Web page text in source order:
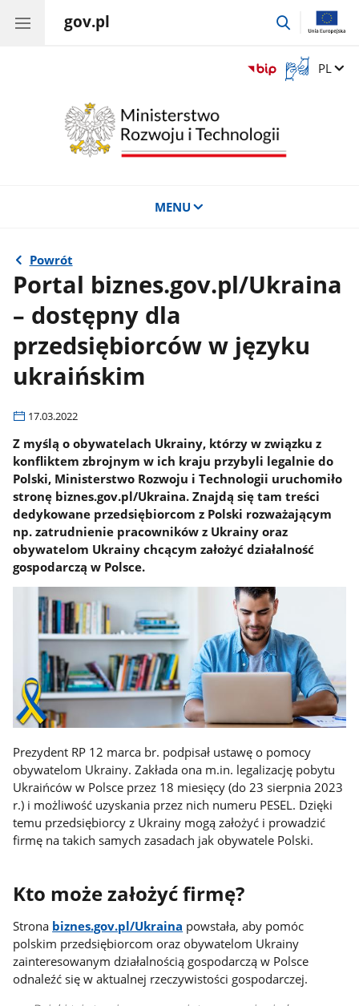
gov.pl
przejdź
Otwórz
okno
migowego
Zmień
PL
MENU
Powrót
Portal biznes.gov.pl/Ukraina
– dostępny dla
przedsiębiorców w języku
ukraińskim
17.03.2022
Z myślą o obywatelach Ukrainy, którzy w związku z
konfliktem zbrojnym w ich kraju przybyli legalnie do
Polski, Ministerstwo Rozwoju i Technologii uruchomiło
stronę biznes.gov.pl/Ukraina. Znajdą się tam treści
dedykowane przedsiębiorcom z Polski rozważającym
np. zatrudnienie pracowników z Ukrainy oraz
obywatelom Ukrainy chcącym założyć działalność
gospodarczą w Polsce.
Prezydent RP 12 marca br. podpisał ustawę o pomocy
obywatelom Ukrainy. Zakłada ona m.in. legalizację pobytu
Ukraińców w Polsce przez 18 miesięcy (do 23 sierpnia 2023
r.) i możliwość uzyskania przez nich numeru PESEL. Dzięki
temu przedsiębiorcy z Ukrainy mogą założyć i prowadzić
firmę na takich samych zasadach jak obywatele Polski.
Kto może założyć firmę?
Strona biznes.gov.pl/Ukraina powstała, aby pomóc
polskim przedsiębiorcom oraz obywatelom Ukrainy
zainteresowanym działalnością gospodarczą w Polsce
odnaleźć się w aktualnej rzeczywistości gospodarczej.